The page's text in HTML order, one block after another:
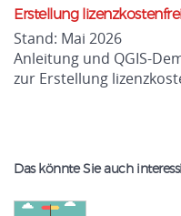
Erstellung
Stand: Mai 2026
Anleitung und QGIS-
zur Erstellung
Das könnte Sie auch